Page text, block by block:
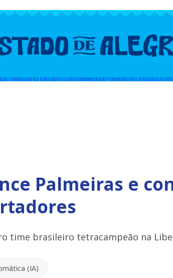
Palmeiras e
time brasileiro tetracampeão na
(IA)